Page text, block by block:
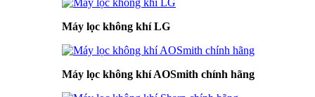
Máy lọc không khí LG
Máy lọc không khí AOSmith chính hãng